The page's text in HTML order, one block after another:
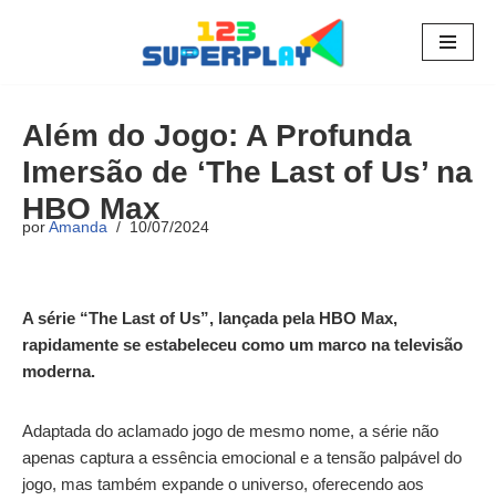
conteúdo
Além do Jogo: A Profunda
Imersão de ‘The Last of Us’ na
HBO Max
por Amanda 10/07/2024
A série “The Last of Us”, lançada pela HBO Max,
rapidamente se estabeleceu como um marco na televisão
moderna.
Adaptada do aclamado jogo de mesmo nome, a série não
apenas captura a essência emocional e a tensão palpável do
jogo, mas também expande o universo, oferecendo aos